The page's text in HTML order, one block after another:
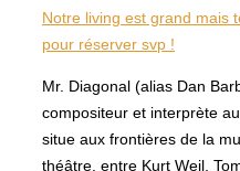
Notre living est grand mais
pour réserver svp !
Mr. Diagonal (alias Dan
compositeur et interprète
situe aux frontières de la
théâtre, entre Kurt Weil,